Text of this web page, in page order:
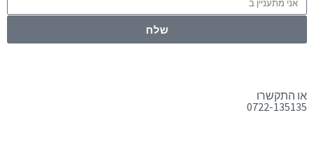
שלח
או התקשרו
0722-135135